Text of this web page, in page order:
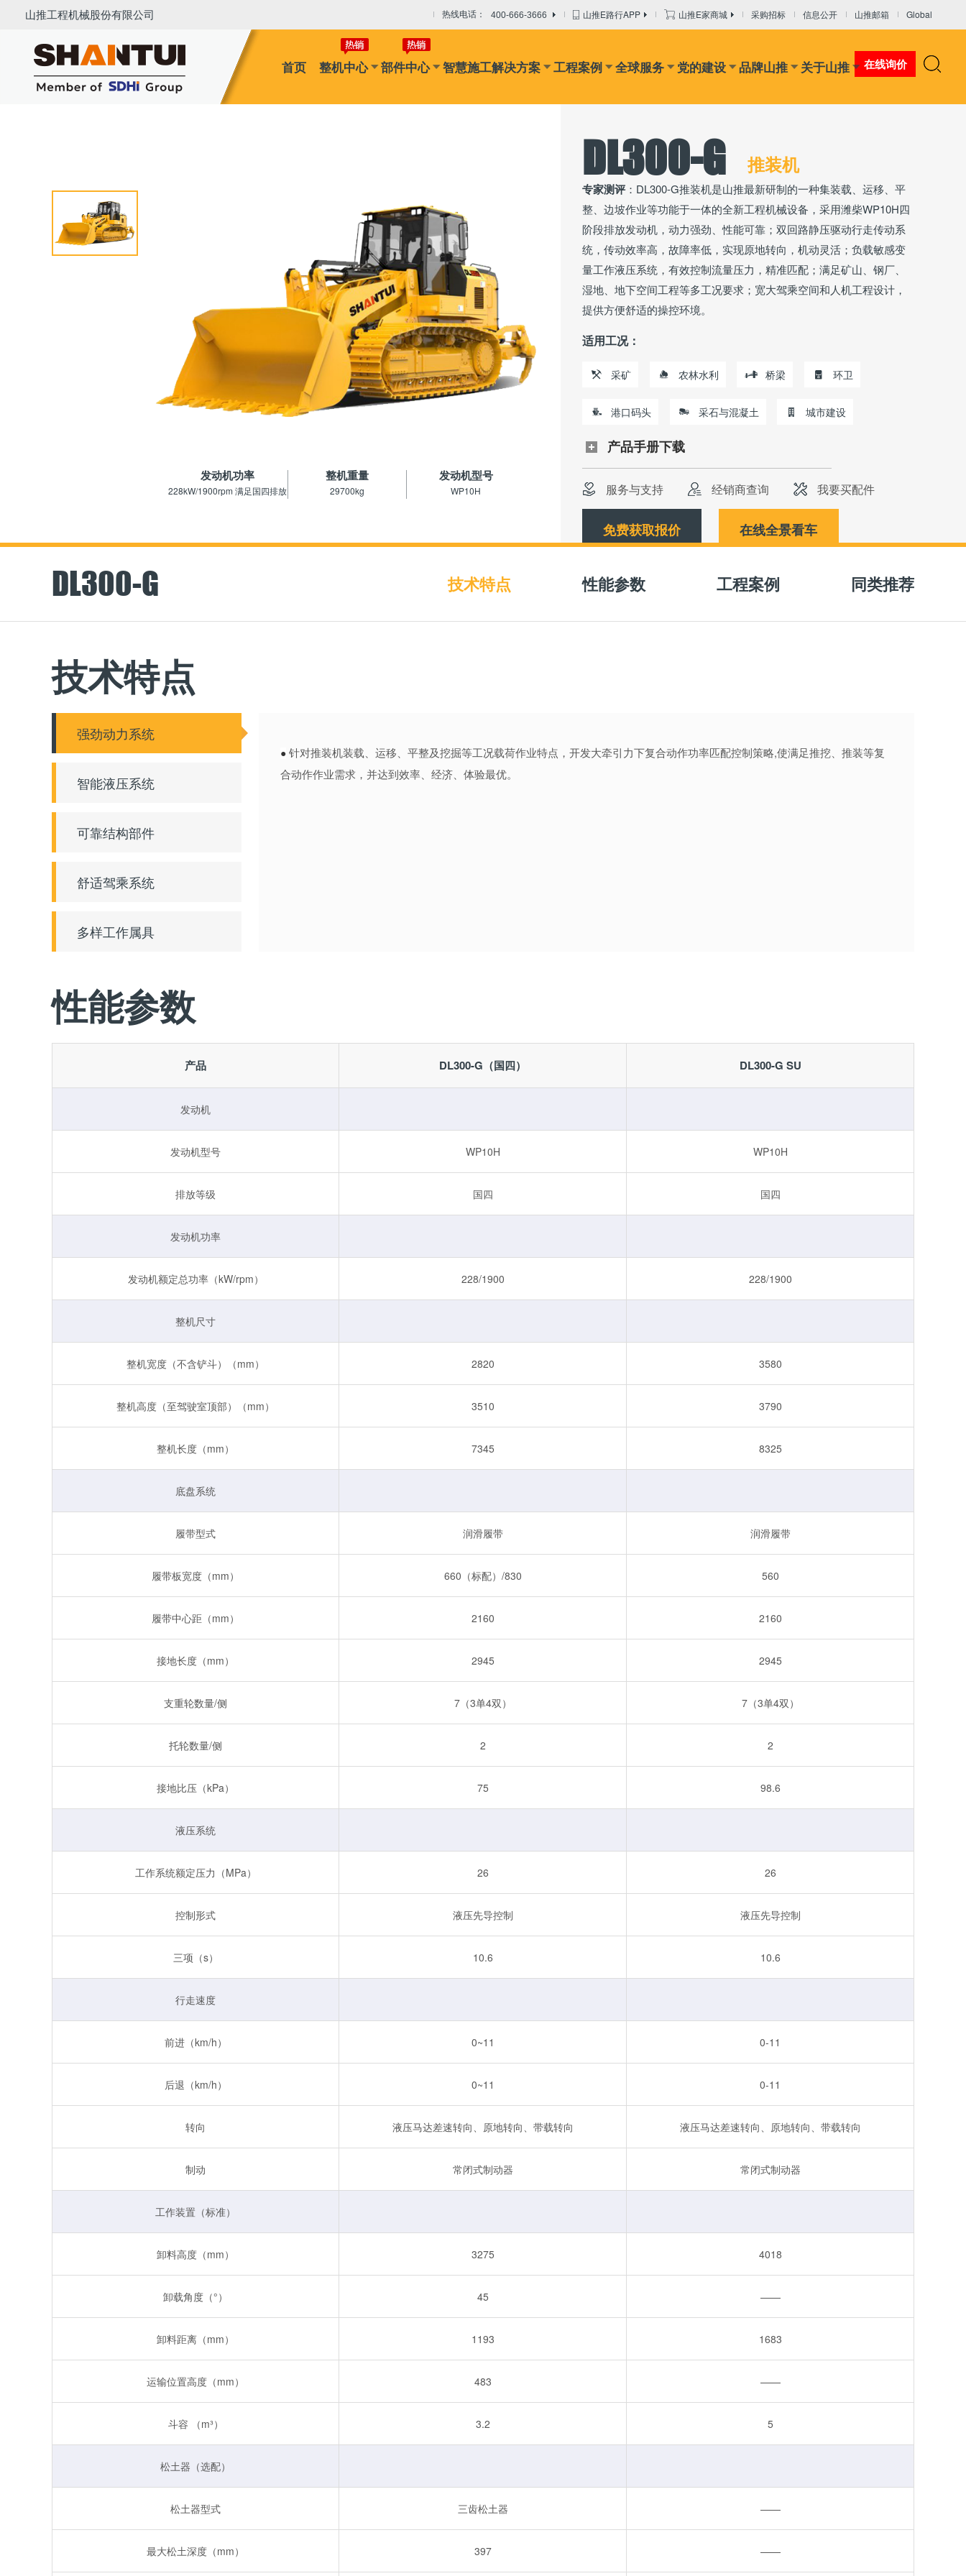
山推工程机械股份有限公司 热线电话： 400-666-3666 山推E路行APP 山推E家商城 采购招标 信息公开 山推邮箱 Global
在线询价
首页 整机中心 部件中心 智慧施工解决方案 工程案例 全球服务 党的建设 品牌山推 关于山推
发动机功率
228kW/1900rpm 满足国四排放
整机重量
29700kg
发动机型号
WP10H
DL300-G 推装机
专家测评 ：DL300-G推装机是山推最新研制的一种集装载、运移、平
整、边坡作业等功能于一体的全新工程机械设备，采用潍柴WP10H四
阶段排放发动机，动力强劲、性能可靠；双回路静压驱动行走传动系
统，传动效率高，故障率低，实现原地转向，机动灵活；负载敏感变
量工作液压系统，有效控制流量压力，精准匹配；满足矿山、钢厂、
湿地、地下空间工程等多工况要求；宽大驾乘空间和人机工程设计，
提供方便舒适的操控环境。
适用工况：
采矿 农林水利 桥梁 环卫
港口码头 采石与混凝土 城市建设
产品手册下载
服务与支持 经销商查询 我要买配件
免费获取报价 在线全景看车
DL300-G 技术特点 性能参数 工程案例 同类推荐
技术特点
强劲动力系统
智能液压系统
可靠结构部件
舒适驾乘系统
多样工作属具
● 针对推装机装载、运移、平整及挖掘等工况载荷作业特点，开发大牵引力下复合动作功率匹配控制策略,使满足推挖、推装等复
合动作作业需求，并达到效率、经济、体验最优。
性能参数
产品 DL300-G（国四） DL300-G SU
发动机
发动机型号 WP10H WP10H
排放等级 国四 国四
发动机功率
发动机额定总功率（kW/rpm） 228/1900 228/1900
整机尺寸
整机宽度（不含铲斗）（mm） 2820 3580
整机高度（至驾驶室顶部）（mm） 3510 3790
整机长度（mm） 7345 8325
底盘系统
履带型式 润滑履带 润滑履带
履带板宽度（mm） 660（标配）/830 560
履带中心距（mm） 2160 2160
接地长度（mm） 2945 2945
支重轮数量/侧 7（3单4双） 7（3单4双）
托轮数量/侧 2 2
接地比压（kPa） 75 98.6
液压系统
工作系统额定压力（MPa） 26 26
控制形式 液压先导控制 液压先导控制
三项（s） 10.6 10.6
行走速度
前进（km/h） 0~11 0-11
后退（km/h） 0~11 0-11
转向 液压马达差速转向、原地转向、带载转向 液压马达差速转向、原地转向、带载转向
制动 常闭式制动器 常闭式制动器
工作装置（标准）
卸料高度（mm） 3275 4018
卸载角度（°） 45 ——
卸料距离（mm） 1193 1683
运输位置高度（mm） 483 ——
斗容 （m³） 3.2 5
松土器（选配）
松土器型式 三齿松土器 ——
最大松土深度（mm） 397 ——